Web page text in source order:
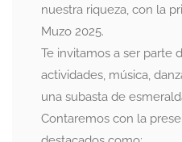
nuestra riqueza, con la
Muzo 2025.
Te invitamos a ser parte
actividades, música,
una subasta de
Contaremos con la